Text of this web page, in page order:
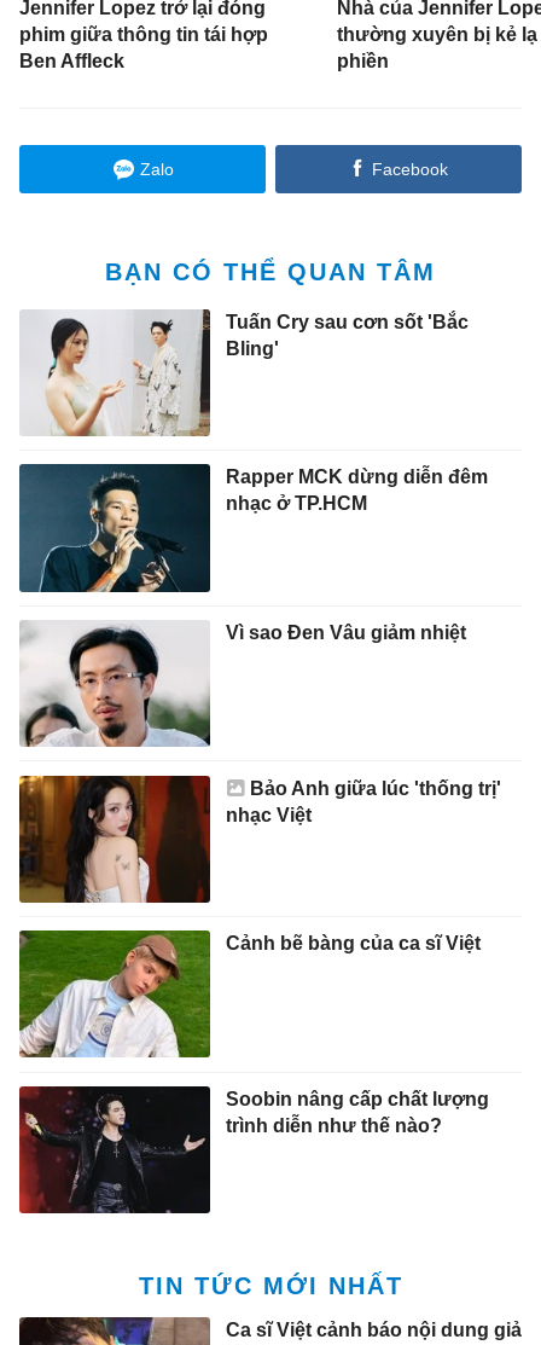
Jennifer Lopez trở lại đóng
phim giữa thông tin tái hợp
Ben Affleck
Nhà của Jennifer
thường xuyên bị kẻ lạ
phiền
Zalo Facebook
BẠN CÓ THỂ QUAN TÂM
Tuấn Cry sau cơn sốt 'Bắc
Bling'
Rapper MCK dừng diễn đêm
nhạc ở TP.HCM
Vì sao Đen Vâu giảm nhiệt
Bảo Anh giữa lúc 'thống trị'
nhạc Việt
Cảnh bẽ bàng của ca sĩ Việt
Soobin nâng cấp chất lượng
trình diễn như thế nào?
TIN TỨC MỚI NHẤT
Ca sĩ Việt cảnh báo nội dung giả